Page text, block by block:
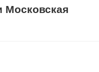
Московская